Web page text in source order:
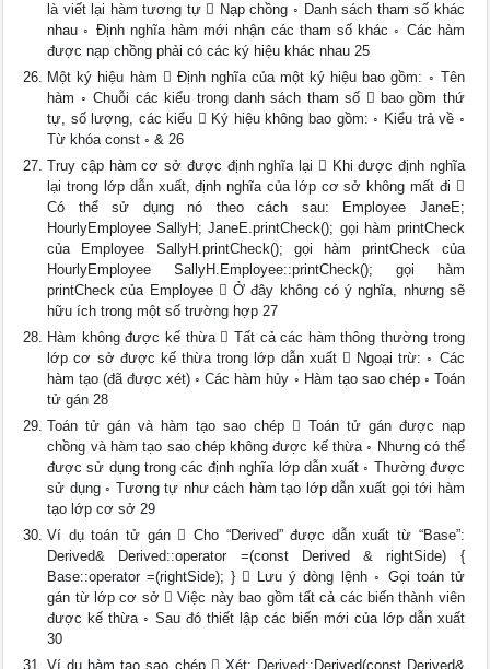
là viết lại hàm tương tự  Nạp chồng ◦ Danh sách tham số khác
nhau ◦ Định nghĩa hàm mới nhận các tham số khác ◦ Các hàm
được nạp chồng phải có các ký hiệu khác nhau 25
Một ký hiệu hàm  Định nghĩa của một ký hiệu bao gồm: ◦ Tên
hàm ◦ Chuỗi các kiểu trong danh sách tham số  bao gồm thứ
tự, số lượng, các kiểu  Ký hiệu không bao gồm: ◦ Kiểu trả về ◦
Từ khóa const ◦ & 26
Truy cập hàm cơ sở được định nghĩa lại  Khi được định nghĩa
lại trong lớp dẫn xuất, định nghĩa của lớp cơ sở không mất đi 
Có thể sử dụng nó theo cách sau: Employee JaneE;
HourlyEmployee SallyH; JaneE.printCheck(); gọi hàm printCheck
của Employee SallyH.printCheck(); gọi hàm printCheck của
HourlyEmployee SallyH.Employee::printCheck(); gọi hàm
printCheck của Employee  Ở đây không có ý nghĩa, nhưng sẽ
hữu ích trong một số trường hợp 27
Hàm không được kế thừa  Tất cả các hàm thông thường trong
lớp cơ sở được kế thừa trong lớp dẫn xuất  Ngoại trừ: ◦ Các
hàm tạo (đã được xét) ◦ Các hàm hủy ◦ Hàm tạo sao chép ◦ Toán
tử gán 28
Toán tử gán và hàm tạo sao chép  Toán tử gán được nạp
chồng và hàm tạo sao chép không được kế thừa ◦ Nhưng có thể
được sử dụng trong các định nghĩa lớp dẫn xuất ◦ Thường được
sử dụng ◦ Tương tự như cách hàm tạo lớp dẫn xuất gọi tới hàm
tạo lớp cơ sở 29
Ví dụ toán tử gán  Cho “Derived” được dẫn xuất từ “Base”:
Derived& Derived::operator =(const Derived & rightSide) {
Base::operator =(rightSide); }  Lưu ý dòng lệnh ◦ Gọi toán tử
gán từ lớp cơ sở  Việc này bao gồm tất cả các biến thành viên
được kế thừa ◦ Sau đó thiết lập các biến mới của lớp dẫn xuất
30
Ví dụ hàm tạo sao chép  Xét: Derived::Derived(const Derived&